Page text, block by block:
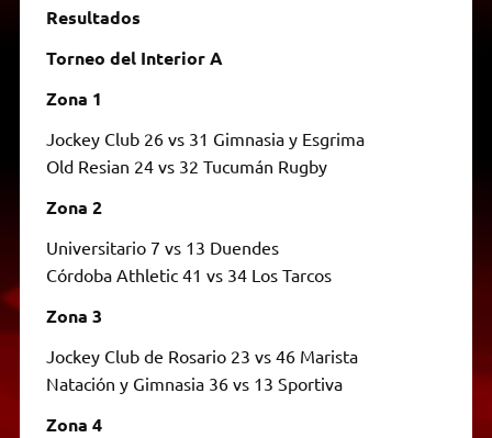
Resultados
Torneo del Interior A
Zona 1
Jockey Club 26 vs 31 Gimnasia y Esgrima
Old Resian 24 vs 32 Tucumán Rugby
Zona 2
Universitario 7 vs 13 Duendes
Córdoba Athletic 41 vs 34 Los Tarcos
Zona 3
Jockey Club de Rosario 23 vs 46 Marista
Natación y Gimnasia 36 vs 13 Sportiva
Zona 4